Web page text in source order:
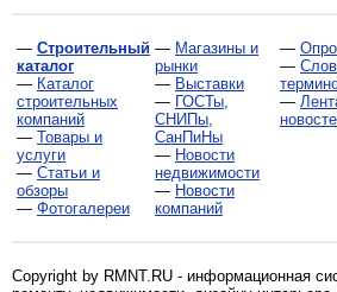
— Строительный
каталог
— Каталог
строительных
компаний
— Товары и
услуги
— Статьи и
обзоры
— Фотогалереи
— Магазины и
рынки
— Выставки
— ГОСТы,
СНИПы,
СанПиНы
— Новости
недвижимости
— Новости
компаний
—
—
—
Copyright by RMNT.RU - информационная